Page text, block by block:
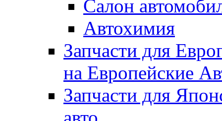
Салон
Автохимия
Запчасти для
на Европейские
Запчасти для